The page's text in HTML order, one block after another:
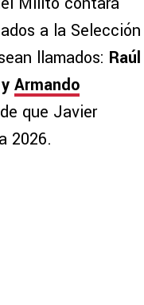
a la Selección
llamados: Raúl
Armando
que Javier
2026.